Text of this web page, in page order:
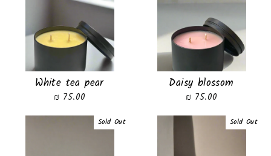
Daisy blossom
75.00 ₪
White tea pear
75.00 ₪
Sold Out
Sold Out